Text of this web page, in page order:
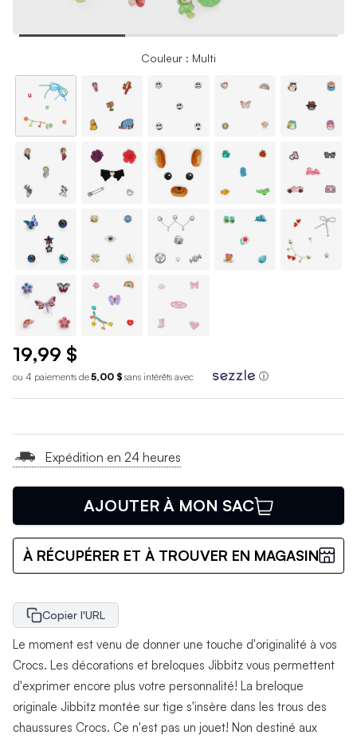
Couleur : Multi
19,99 $
ou 4 paiements de5,00 $ sans intérêts avec ⓘ
Expédition en 24 heures
AJOUTER À MON SAC
À RÉCUPÉRER ET À TROUVER EN MAGASIN
Copier l'URL
Le moment est venu de donner une touche d'originalité à vos
Crocs. Les décorations et breloques Jibbitz vous permettent
d'exprimer encore plus votre personnalité! La breloque
originale Jibbitz montée sur tige s'insère dans les trous des
chaussures Crocs. Ce n'est pas un jouet! Non destiné aux